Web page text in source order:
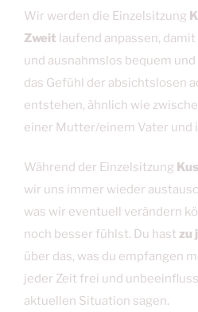
Wir werden die Einzelsitzung
Zweit laufend anpassen, damit
und ausnahmslos bequem
das Gefühl der absichtslosen
entstehen, ähnlich wie
einer Mutter/einem Vater und
Während der Einzelsitzung
wir uns immer wieder
was wir eventuell verändern
noch besser fühlst. Du hast zu
über das, was du empfangen
jeder Zeit frei und
aktuellen Situation sagen.